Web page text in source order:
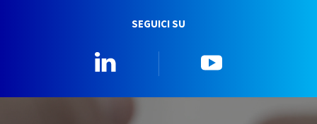
SEGUICI SU